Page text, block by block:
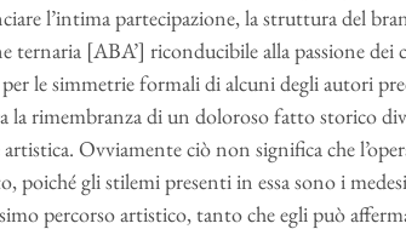
l’intima partecipazione, la struttura del
ternaria [ABA’] riconducibile alla passione dei
le simmetrie formali di alcuni degli autori
la rimembranza di un doloroso fatto storico
Ovviamente ciò non significa che
poiché gli stilemi presenti in essa sono i
percorso artistico, tanto che egli può